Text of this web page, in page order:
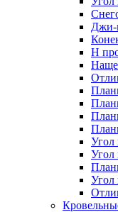
Джи-
Н
Угол
Угол